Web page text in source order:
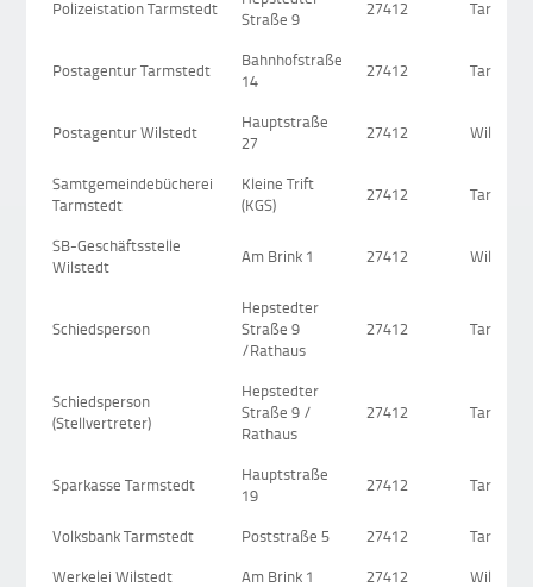
Polizeistation Tarmstedt
Straße 9
27412
Postagentur Tarmstedt
Bahnhofstraße
14
27412
Postagentur Wilstedt
Hauptstraße
27
27412 Wilstedt
Samtgemeindebücherei
Tarmstedt
Kleine Trift
(KGS)
27412
SB-Geschäftsstelle
Wilstedt
Am Brink 1 27412 Wilstedt
Schiedsperson
Hepstedter
Straße 9
/Rathaus
27412
Schiedsperson
(Stellvertreter)
Hepstedter
Straße 9 /
Rathaus
27412
Sparkasse Tarmstedt
Hauptstraße
19
27412
Volksbank Tarmstedt Poststraße 5 27412
Werkelei Wilstedt
Am Brink 1 27412 Wilstedt